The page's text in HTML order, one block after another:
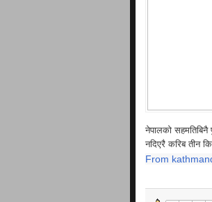
नेपालको सहमतिबिनै
नदिएरै करिब तीन
From